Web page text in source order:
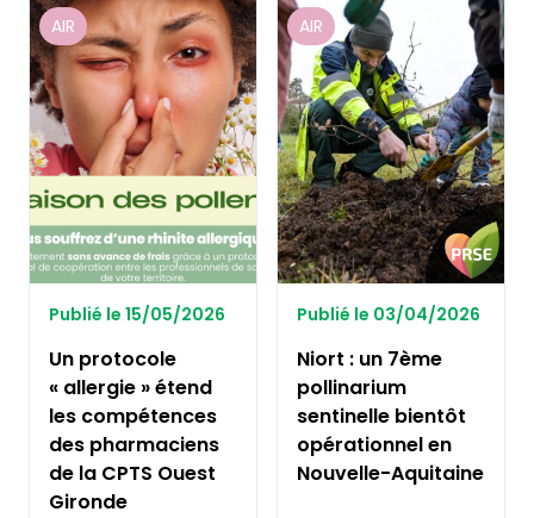
AIR
Publié le 15/05/2026
Un protocole
« allergie » étend
les compétences
des pharmaciens
de la CPTS Ouest
Gironde
AIR
Publié le 03/04/2026
Niort : un 7ème
pollinarium
sentinelle bientôt
opérationnel en
Nouvelle-Aquitaine